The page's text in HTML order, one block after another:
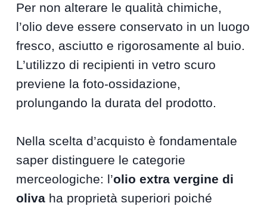
Per non alterare le qualità chimiche,
l’olio deve essere conservato in un luogo
fresco, asciutto e rigorosamente al buio.
L’utilizzo di recipienti in vetro scuro
previene la foto-ossidazione,
prolungando la durata del prodotto.
Nella scelta d’acquisto è fondamentale
saper distinguere le categorie
merceologiche: l’olio extra vergine di
oliva ha proprietà superiori poiché